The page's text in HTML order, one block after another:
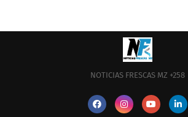
NOTICIAS FRESCAS MZ +258